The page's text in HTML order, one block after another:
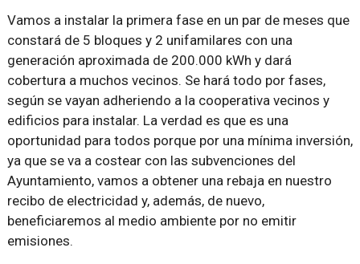
Vamos a instalar la primera fase en un par de meses que
constará de 5 bloques y 2 unifamilares con una
generación aproximada de 200.000 kWh y dará
cobertura a muchos vecinos. Se hará todo por fases,
según se vayan adheriendo a la cooperativa vecinos y
edificios para instalar. La verdad es que es una
oportunidad para todos porque por una mínima inversión,
ya que se va a costear con las subvenciones del
Ayuntamiento, vamos a obtener una rebaja en nuestro
recibo de electricidad y, además, de nuevo,
beneficiaremos al medio ambiente por no emitir
emisiones.